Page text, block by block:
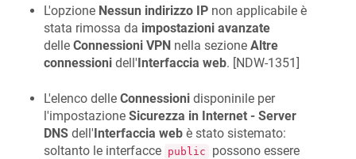
L'opzione Nessun indirizzo IP non applicabile è
stata rimossa da impostazioni avanzate
delle Connessioni VPN nella sezione Altre
connessioni dell' Interfaccia web. [NDW-1351 ]
L'elenco delle Connessioni disponinile per
l'impostazione Sicurezza in Internet - Server
DNS dell'Interfaccia web è stato sistemato:
soltanto le interfacce public
possono essere